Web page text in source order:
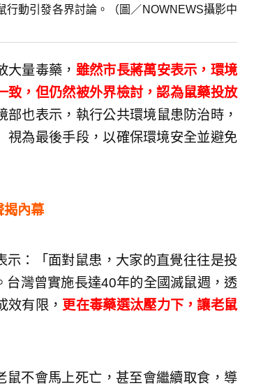
動引發各界討論。（圖／NOWNEWS攝影中
大量毒藥， 雖然市長蔣萬安表示，環境
致，但仍然被外界檢討，認為鼠藥投放
部也表示，執行公共環境鼠患防治時，
視為最後手段，以確保環境安全並避免
揭內幕
示：「面對鼠患，大家的直覺往往是投
灣曾實施長達40年的全國滅鼠週，透
效有限， 更在毒藥選汰壓力下，讓老鼠
不會馬上死亡，甚至會繼續取食，導